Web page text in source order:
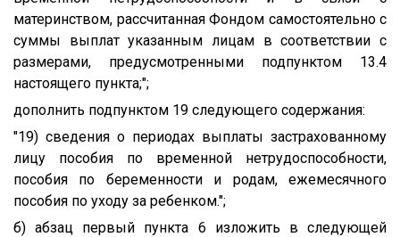
материнством, рассчитанная Фондом самостоятельно с
суммы выплат указанным лицам в соответствии с
размерами, предусмотренными подпунктом 13.4
настоящего пункта;";
дополнить подпунктом 19 следующего содержания:
"19) сведения о периодах выплаты застрахованному
лицу пособия по временной нетрудоспособности,
пособия по беременности и родам, ежемесячного
пособия по уходу за ребенком.";
б) абзац первый пункта 6 изложить в следующей